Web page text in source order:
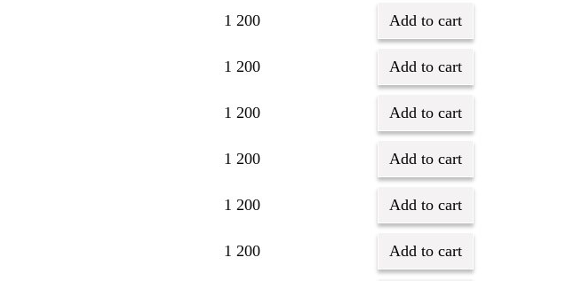
1 200 Add to cart
1 200 Add to cart
1 200 Add to cart
1 200 Add to cart
1 200 Add to cart
1 200 Add to cart